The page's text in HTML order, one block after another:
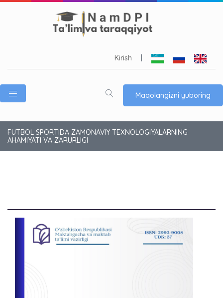
Kirish
Maqolangizni yuboring
FUTBOL SPORTIDA ZAMONAVIY TEXNOLOGIYALARNING
AHAMIYATI VA ZARURLIGI